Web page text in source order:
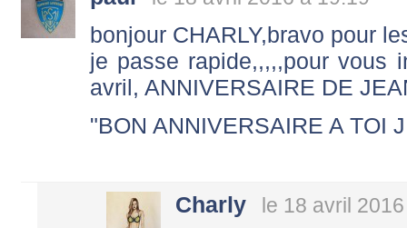
bonjour CHARLY,bravo pour
je passe rapide,,,,,pour vous
avril, ANNIVERSAIRE DE
"BON ANNIVERSAIRE A TOI
Charly le 18 avril